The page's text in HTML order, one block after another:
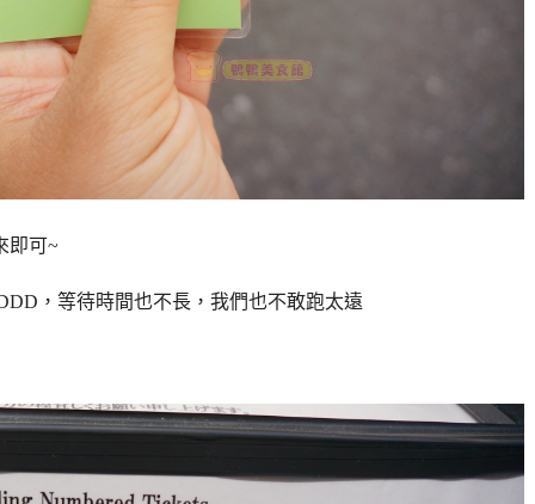
即可~
，等待時間也不長，我們也不敢跑太遠